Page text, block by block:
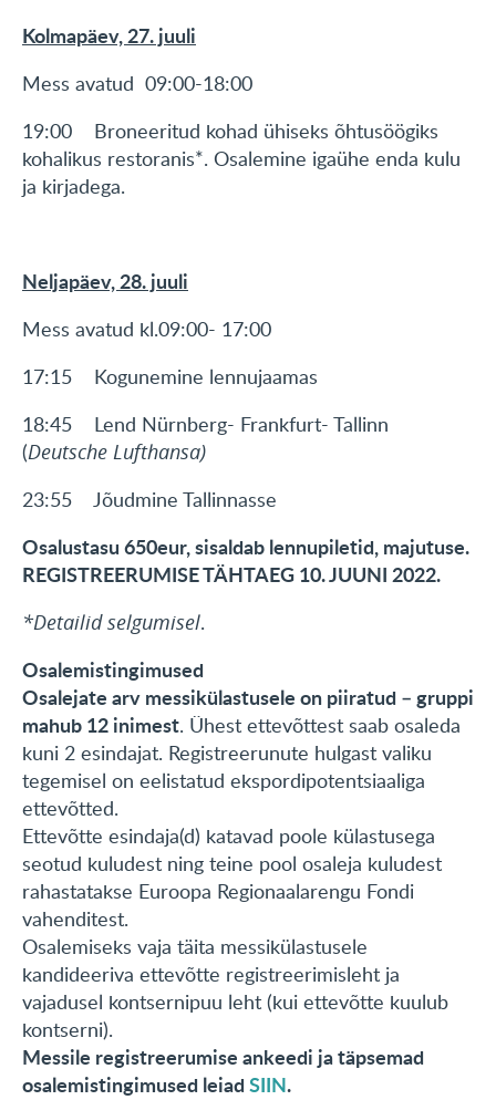
Kolmapäev, 27. juuli
Mess avatud 09:00-18:00
19:00 Broneeritud kohad ühiseks õhtusöögiks
kohalikus restoranis*. Osalemine igaühe enda kulu
ja kirjadega.
Neljapäev, 28. juuli
Mess avatud kl.09:00- 17:00
17:15 Kogunemine lennujaamas
18:45 Lend Nürnberg- Frankfurt- Tallinn
(Deutsche Lufthansa)
23:55 Jõudmine Tallinnasse
Osalustasu 650eur, sisaldab lennupiletid, majutuse.
REGISTREERUMISE TÄHTAEG 10. JUUNI 2022.
*Detailid selgumisel.
Osalemistingimused
Osalejate arv messikülastusele on piiratud – gruppi
mahub 12 inimest. Ühest ettevõttest saab osaleda
kuni 2 esindajat. Registreerunute hulgast valiku
tegemisel on eelistatud ekspordipotentsiaaliga
ettevõtted.
Ettevõtte esindaja(d) katavad poole külastusega
seotud kuludest ning teine pool osaleja kuludest
rahastatakse Euroopa Regionaalarengu Fondi
vahenditest.
Osalemiseks vaja täita messikülastusele
kandideeriva ettevõtte registreerimisleht ja
vajadusel kontsernipuu leht (kui ettevõtte kuulub
kontserni).
Messile registreerumise ankeedi ja täpsemad
osalemistingimused leiadSIIN.